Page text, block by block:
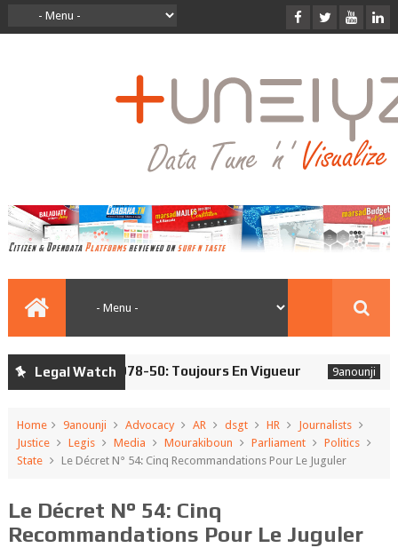
Legal Watch
De Honte 1978-50: Toujours En Vigueur 9anounji Droit
Home 9anounji Advocacy AR dsgt HR
Journalists
Justice
Legis Media Mourakiboun Parliament
Politics
State
Le Décret N° 54: Cinq Recommandations Pour Le Juguler
Le Décret N° 54: Cinq
Recommandations Pour Le Juguler